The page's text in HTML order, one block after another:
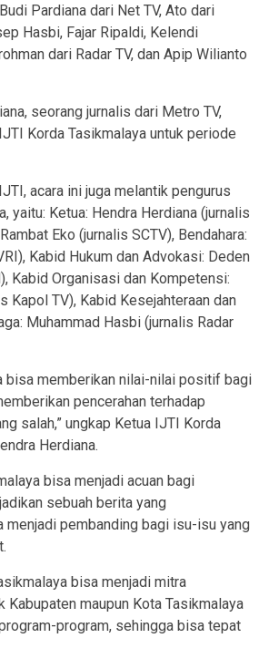
Pardiana dari Net TV, Ato dari
Hasbi, Fajar Ripaldi, Kelendi
dari Radar TV, dan Apip Wilianto
seorang jurnalis dari Metro TV,
Korda Tasikmalaya untuk periode
acara ini juga melantik pengurus
yaitu: Ketua: Hendra Herdiana (jurnalis
Eko (jurnalis SCTV), Bendahara:
Kabid Hukum dan Advokasi: Deden
Kabid Organisasi dan Kompetensi:
Kapol TV), Kabid Kesejahteraan dan
Muhammad Hasbi (jurnalis Radar
bisa memberikan nilai-nilai positif bagi
pencerahan terhadap
salah,” ungkap Ketua IJTI Korda
Herdiana.
bisa menjadi acuan bagi
sebuah berita yang
pembanding bagi isu-isu yang
bisa menjadi mitra
Kabupaten maupun Kota Tasikmalaya
program, sehingga bisa tepat